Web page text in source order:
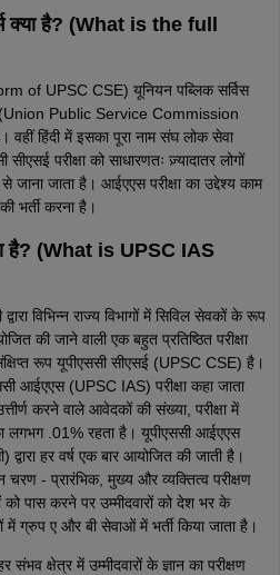
क्या है? (What is the full
of UPSC CSE) यूनियन पब्लिक सर्विस
(Union Public Service Commission
हिंदी में इसका पूरा नाम संघ लोक सेवा
परीक्षा को साधारणतः ज़्यादातर लोगों
से जाना जाता है। आईएएस परीक्षा का उद्देश्य काम
भर्ती करना है।
है? (What is UPSC IAS
विभिन्न राज्य विभागों में सिविल सेवकों के रूप
की जाने वाली एक बहुत प्रतिष्ठित परीक्षा
रूप यूपीएससी सीएसई (UPSC CSE) है।
आईएएस (UPSC IAS) परीक्षा कहा जाता
करने वाले आवेदकों की संख्या, परीक्षा में
लगभग .01% रहता है। यूपीएससी आईएएस
हर वर्ष एक बार आयोजित की जाती है।
चरण - प्रारंभिक, मुख्य और व्यक्तित्व परीक्षण
पास करने पर उम्मीदवारों को देश भर के
में ग्रुप ए और बी सेवाओं में भर्ती किया जाता है।
क्षेत्र में उम्मीदवारों के ज्ञान का परीक्षण